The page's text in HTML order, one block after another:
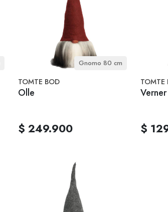
Gnomo 80 cm
TOMTE BOD
Olle
$ 249.900
TOMTE
$